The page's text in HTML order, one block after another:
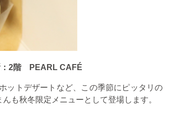
：2階 PEARL CAFÉ
ットデザートなど、この季節にピッタリの
も秋冬限定メニューとして登場します。